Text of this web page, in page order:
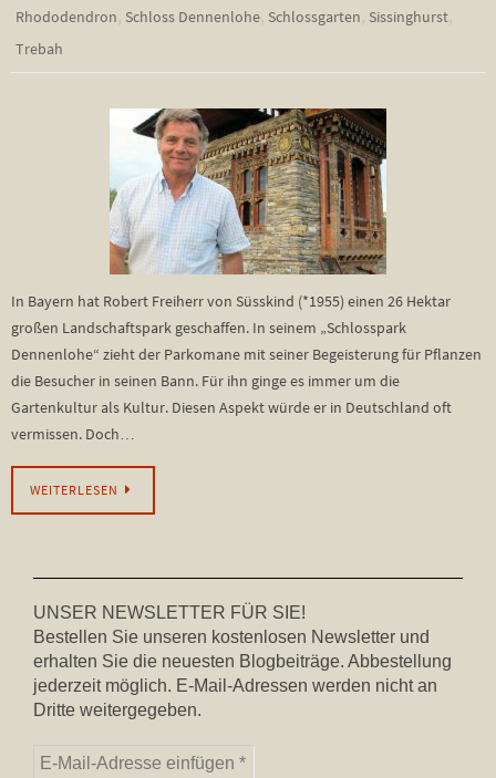
Rhododendron, Schloss Dennenlohe, Schlossgarten, Sissinghurst,
Trebah
In Bayern hat Robert Freiherr von Süsskind (*1955) einen 26 Hektar
großen Landschaftspark geschaffen. In seinem „Schlosspark
Dennenlohe“ zieht der Parkomane mit seiner Begeisterung für Pflanzen
die Besucher in seinen Bann. Für ihn ginge es immer um die
Gartenkultur als Kultur. Diesen Aspekt würde er in Deutschland oft
vermissen. Doch…
WEITERLESEN
UNSER NEWSLETTER FÜR SIE!
Bestellen Sie unseren kostenlosen Newsletter und
erhalten Sie die neuesten Blogbeiträge. Abbestellung
jederzeit möglich. E-Mail-Adressen werden nicht an
Dritte weitergegeben.